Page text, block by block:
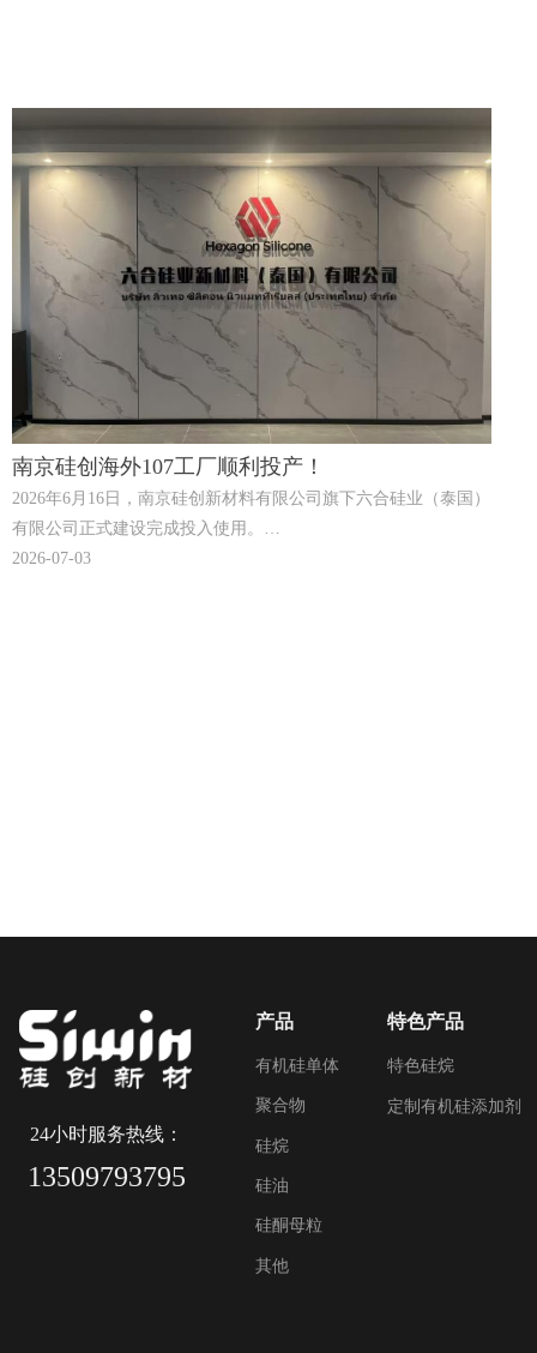
南京硅创海外107工厂顺利投产！
2026年6月16日，南京硅创新材料有限公司旗下六合硅业（泰国）
有限公司正式建设完成投入使用。
新建工厂专注于生产107硅橡胶和二甲基硅油产品，年产能为
2026-07-03
产品
有机硅单体
聚合物
硅烷
硅油
硅酮母粒
其他
特色产品
特色硅烷
定制有机硅添加剂
24小时服务热线：
13509793795